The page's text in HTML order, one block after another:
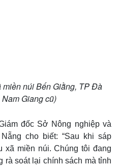
miền núi Bến Giằng, TP Đà
Giang cũ)
đốc Sở Nông nghiệp và
cho biết: “Sau khi sáp
xã miền núi. Chúng tôi đang
rà soát lại chính sách mà tỉnh